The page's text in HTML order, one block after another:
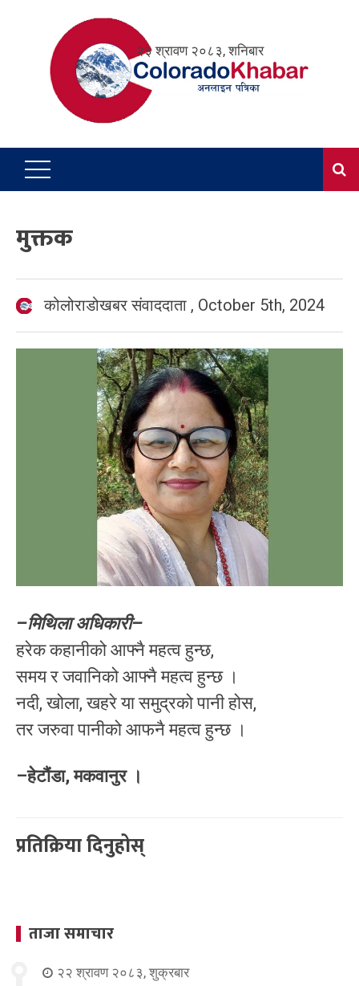
२३ श्रावण २०८३, शनिबार
मुक्तक
कोलोराडोखबर संवाददाता , October 5th, 2024
–मिथिला अधिकारी–
हरेक कहानीको आफ्नै महत्व हुन्छ,
समय र जवानिको आफ्नै महत्व हुन्छ ।
नदी, खोला, खहरे या समुद्रको पानी होस,
तर जरुवा पानीको आफनै महत्व हुन्छ ।
–हेटौंडा, मकवानुर ।
प्रतिक्रिया दिनुहोस्
ताजा समाचार
२२ श्रावण २०८३, शुक्रबार